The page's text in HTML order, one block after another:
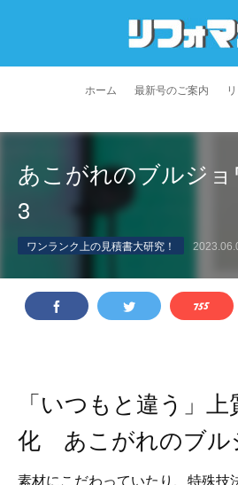
ホーム 最新号のご案内
お問い合わせ よくあるご質問
プライバシーポリシー 利用規約
あこがれのブルジ
3
ワンランク上の見積書大研究！
「いつもと違う」
化 あこがれのブル
素材にこだわっていたり、特殊技